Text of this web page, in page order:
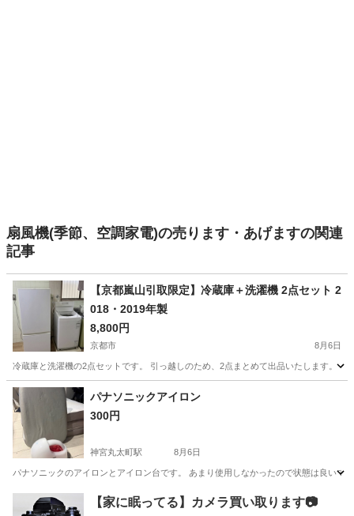
扇風機(季節、空調家電)の売ります・あげますの関連
記事
【京都嵐山引取限定】冷蔵庫＋洗濯機 2点セット 2
018・2019年製
8,800円
京都市 8月6日
冷蔵庫と洗濯機の2点セットです。 引っ越しのため、2点まとめて出品いたします。
京都 京都市 生活家電
パナソニックアイロン
300円
神宮丸太町駅 8月6日
パナソニックのアイロンとアイロン台です。 あまり使用しなかったので状態は良いで
京都市 神宮丸太町駅 生活家電
【家に眠ってる】カメラ買い取ります📷